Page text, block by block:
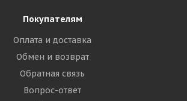
Покупателям
Оплата и доставка
Обмен и возврат
Обратная связь
Вопрос-ответ